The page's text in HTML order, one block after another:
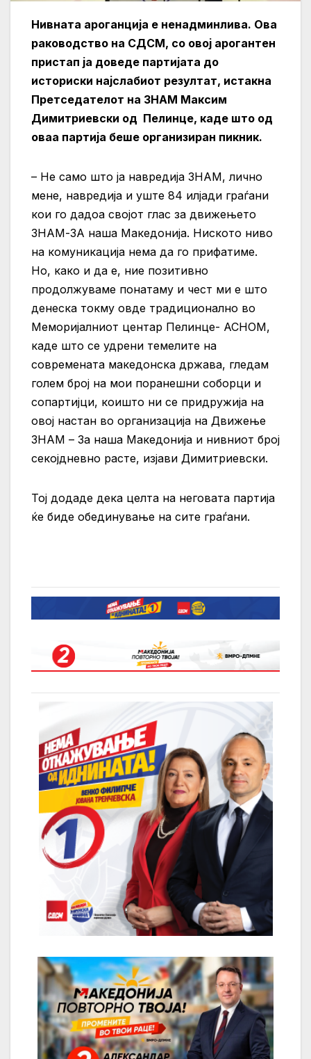
Нивната ароганција е ненадминлива. Ова
раководство на СДСМ, со овој арогантен
пристап ја доведе партијата до
историски најслабиот резултат, истакна
Претседателот на ЗНАМ Максим
Димитриевски од Пелинце, каде што од
оваа партија беше организиран пикник.
– Не само што ја навредија ЗНАМ, лично
мене, навредија и уште 84 илјади граѓани
кои го дадоа својот глас за движењето
ЗНАМ-ЗА наша Македонија. Ниското ниво
на комуникација нема да го прифатиме.
Но, како и да е, ние позитивно
продолжуваме понатаму и чест ми е што
денеска токму овде традиционално во
Меморијалниот центар Пелинце- АСНОМ,
каде што се удрени темелите на
современата македонска држава, гледам
голем број на мои поранешни соборци и
сопартијци, коишто ни се придружија на
овој настан во организација на Движење
ЗНАМ – За наша Македонија и нивниот број
секојдневно расте, изјави Димитриевски.
Тој додаде дека целта на неговата партија
ќе биде обединување на сите граѓани.